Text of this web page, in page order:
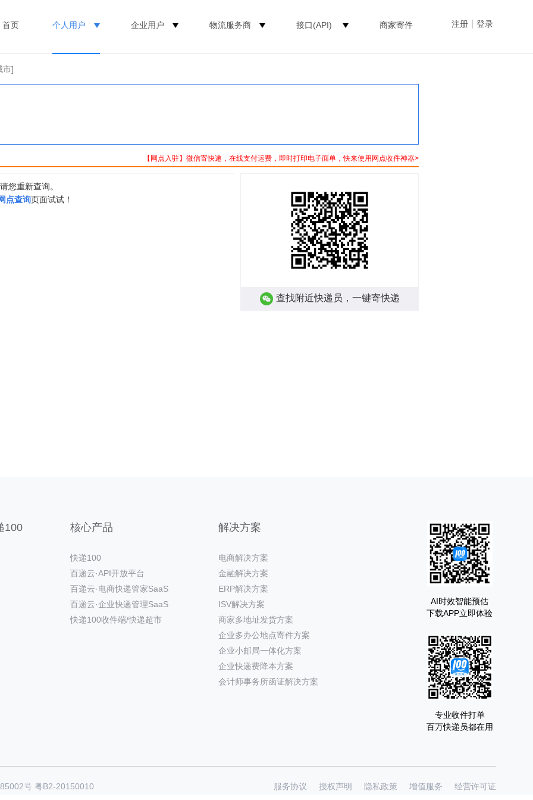
注册 登录
首页 个人用户 企业用户 物流服务商 接口(API) 商家寄件
市]
【网点入驻】微信寄快递，在线支付运费，即时打印电子面单，快来使用网点收件神器>
您重新查询。
点查询页面试试！
查找附近快递员，一键寄快递
100 核心产品
快递100
百递云·API开放平台
百递云·电商快递管家SaaS
百递云·企业快递管理SaaS
快递100收件端/快递超市
解决方案
电商解决方案
金融解决方案
ERP解决方案
ISV解决方案
商家多地址发货方案
企业多办公地点寄件方案
企业小邮局一体化方案
企业快递费降本方案
会计师事务所函证解决方案
AI时效智能预估
下载APP立即体验
专业收件打单
百万快递员都在用
号 粤B2-20150010 服务协议 授权声明 隐私政策 增值服务 经营许可证